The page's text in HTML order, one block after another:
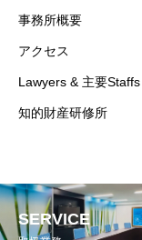
事務所概要
アクセス
Lawyers & 主要Staffs
知的財産研修所
SERVICE